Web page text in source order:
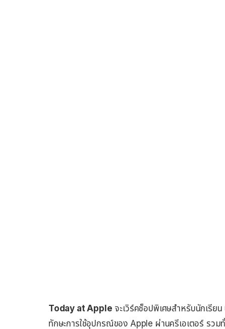
Today at Apple จะเวิร์คช็อปพิเศษสำหรับนักเรีย
ทักษะการใช้อุปกรณ์ของ Apple ผ่านครีเอเตอร์ รว